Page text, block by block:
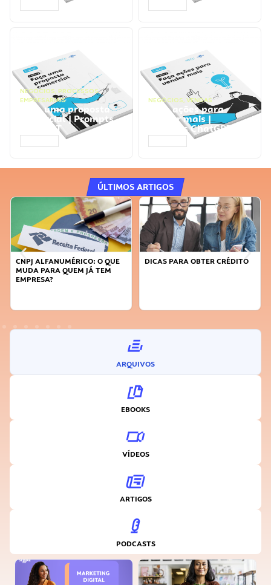
NEGÓCIOS, PROCESSOS
EMPRESARIAIS
Faça uma proposta
comercial | Prompts
ChatGPT
NEGÓCIOS, VENDAS
Faça ações para
vender mais |
Prompts ChatGPT
ÚLTIMOS ARTIGOS
DICAS PARA OBTER CRÉDITO
FAÇA A DIFERENÇA: SEJA
ARQUIVOS
EBOOKS
VÍDEOS
ARTIGOS
PODCASTS